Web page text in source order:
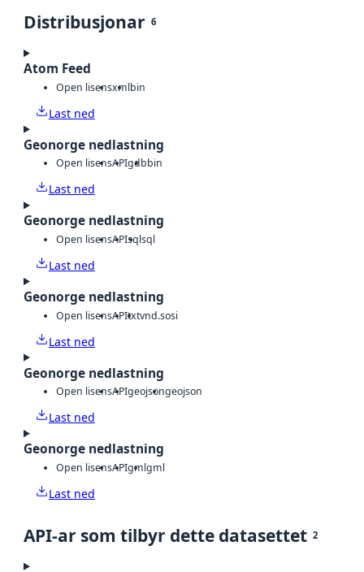
Distribusjonar 6
Atom Feed
Open lisensxmlbin
Last ned
Geonorge nedlastning
Open lisensAPIgdbbin
Last ned
Geonorge nedlastning
Open lisensAPIsqlsql
Last ned
Geonorge nedlastning
Open lisensAPItxtvnd.sosi
Last ned
Geonorge nedlastning
Open lisensAPIgeojsongeojson
Last ned
Geonorge nedlastning
Open lisensAPIgmlgml
Last ned
API-ar som tilbyr dette datasettet 2